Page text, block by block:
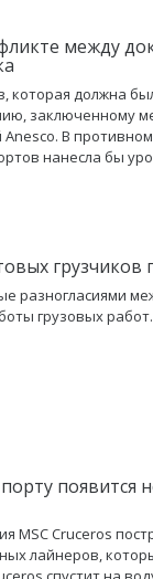
между
которая должна
заключенному
В
нанесла бы
разногласиями
грузовых
появится
MSC Cruceros
лайнеров,